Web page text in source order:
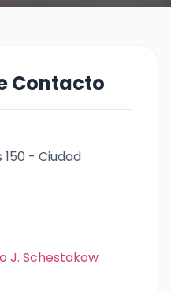
Contacto
- Ciudad
J. Schestakow